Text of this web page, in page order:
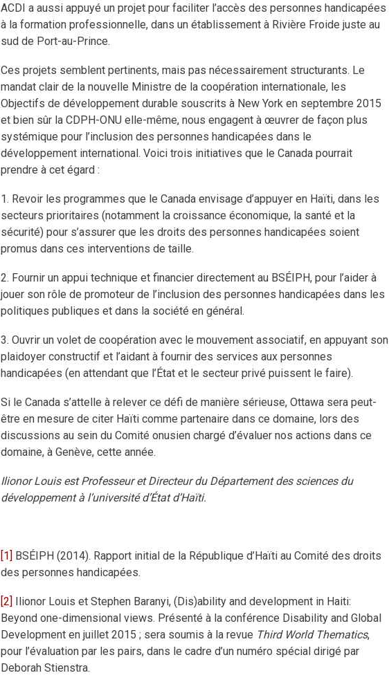
ACDI a aussi appuyé un projet pour faciliter l’accès des personnes handicapées
à la formation professionnelle, dans un établissement à Rivière Froide juste au
sud de Port-au-Prince.
Ces projets semblent pertinents, mais pas nécessairement structurants. Le
mandat clair de la nouvelle Ministre de la coopération internationale, les
Objectifs de développement durable souscrits à New York en septembre 2015
et bien sûr la CDPH-ONU elle-même, nous engagent à œuvrer de façon plus
systémique pour l’inclusion des personnes handicapées dans le
développement international. Voici trois initiatives que le Canada pourrait
prendre à cet égard :
1. Revoir les programmes que le Canada envisage d’appuyer en Haïti, dans les
secteurs prioritaires (notamment la croissance économique, la santé et la
sécurité) pour s’assurer que les droits des personnes handicapées soient
promus dans ces interventions de taille.
2. Fournir un appui technique et financier directement au BSÉIPH, pour l’aider à
jouer son rôle de promoteur de l’inclusion des personnes handicapées dans les
politiques publiques et dans la société en général.
3. Ouvrir un volet de coopération avec le mouvement associatif, en appuyant son
plaidoyer constructif et l’aidant à fournir des services aux personnes
handicapées (en attendant que l’État et le secteur privé puissent le faire).
Si le Canada s’attelle à relever ce défi de manière sérieuse, Ottawa sera peut-
être en mesure de citer Haïti comme partenaire dans ce domaine, lors des
discussions au sein du Comité onusien chargé d’évaluer nos actions dans ce
domaine, à Genève, cette année.
Ilionor Louis est Professeur et Directeur du Département des sciences du
développement à l’université d’État d’Haïti.
[1]
BSÉIPH (2014). Rapport initial de la République d’Haïti au Comité des droits
des personnes handicapées.
[2]
Ilionor Louis et Stephen Baranyi, (Dis)ability and development in Haiti:
Beyond one-dimensional views. Présenté à la conférence Disability and Global
Development en juillet 2015 ; sera soumis à la revue Third World Thematics,
pour l’évaluation par les pairs, dans le cadre d’un numéro spécial dirigé par
Deborah Stienstra.